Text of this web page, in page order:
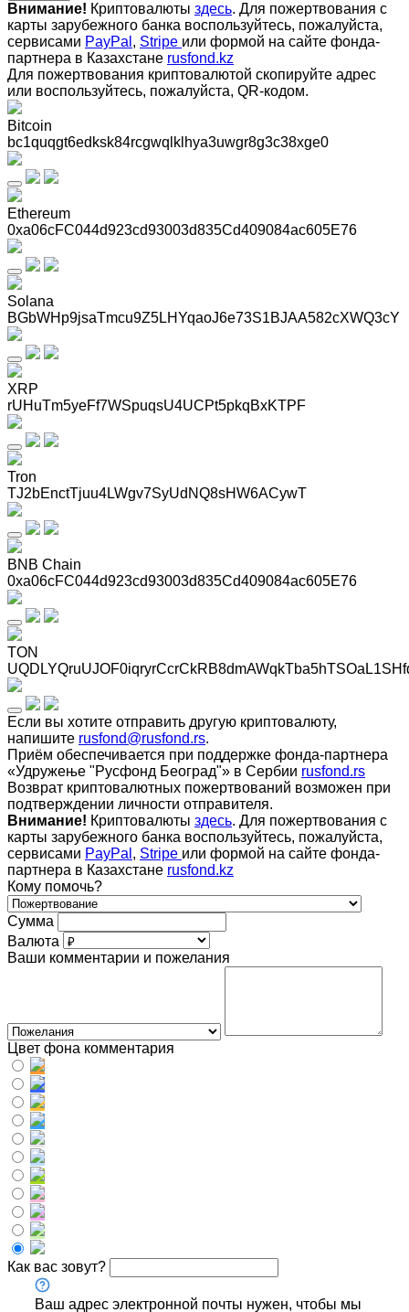
Внимание! Криптовалюты здесь. Для пожертвования с
карты зарубежного банка воспользуйтесь, пожалуйста,
сервисами PayPal , Stripe или формой на сайте фонда-
партнера в Казахстане rusfond.kz
Для пожертвования криптовалютой скопируйте адрес
или воспользуйтесь, пожалуйста, QR-кодом.
Bitcoin
bc1quqgt6edksk84rcgwqlklhya3uwgr8g3c38xge0
Ethereum
0xa06cFC044d923cd93003d835Cd409084ac605E76
Solana
BGbWHp9jsaTmcu9Z5LHYqaoJ6e73S1BJAA582cXWQ3cY
XRP
rUHuTm5yeFf7WSpuqsU4UCPt5pkqBxKTPF
Tron
TJ2bEnctTjuu4LWgv7SyUdNQ8sHW6ACywT
BNB Chain
0xa06cFC044d923cd93003d835Cd409084ac605E76
TON
Если вы хотите отправить другую криптовалюту,
напишите rusfond@rusfond.rs.
Приём обеспечивается при поддержке фонда-партнера
«Удружење "Русфонд Београд"» в Сербии rusfond.rs
Возврат криптовалютных пожертвований возможен при
подтверждении личности отправителя.
Внимание! Криптовалюты здесь. Для пожертвования с
карты зарубежного банка воспользуйтесь, пожалуйста,
сервисами PayPal , Stripe или формой на сайте фонда-
партнера в Казахстане rusfond.kz
Кому помочь?
Сумма
Валюта
Ваши комментарии и пожелания
Цвет фона комментария
Как вас зовут?
Ваш адрес электронной почты нужен, чтобы мы